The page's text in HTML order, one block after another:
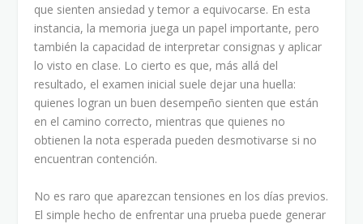
que sienten ansiedad y temor a equivocarse. En esta
instancia, la memoria juega un papel importante, pero
también la capacidad de interpretar consignas y aplicar
lo visto en clase. Lo cierto es que, más allá del
resultado, el examen inicial suele dejar una huella:
quienes logran un buen desempeño sienten que están
en el camino correcto, mientras que quienes no
obtienen la nota esperada pueden desmotivarse si no
encuentran contención.
No es raro que aparezcan tensiones en los días previos.
El simple hecho de enfrentar una prueba puede generar